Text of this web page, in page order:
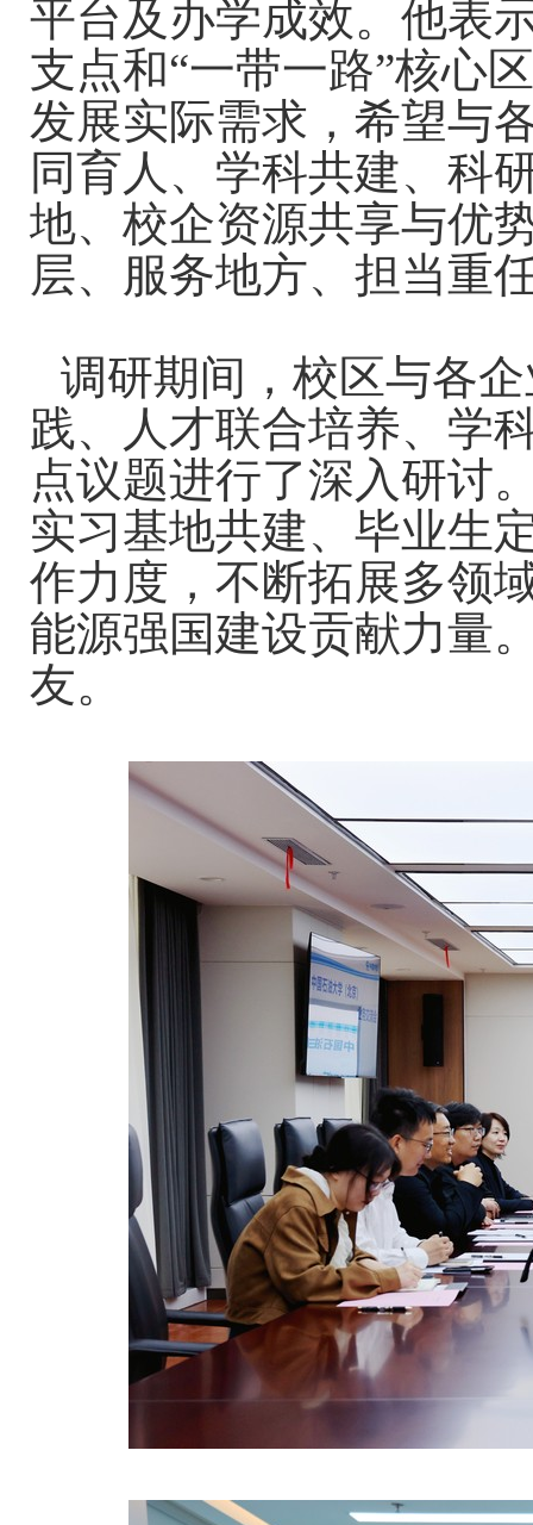
平台及办学成效。他表
支点和“一带一路”核心
发展实际需求，希望与
同育人、学科共建、科
地、校企资源共享与优
层、服务地方、担当重
调研期间，校区与各
践、人才联合培养、学
点议题进行了深入研讨
实习基地共建、毕业生
作力度，不断拓展多领
能源强国建设贡献力量
友。